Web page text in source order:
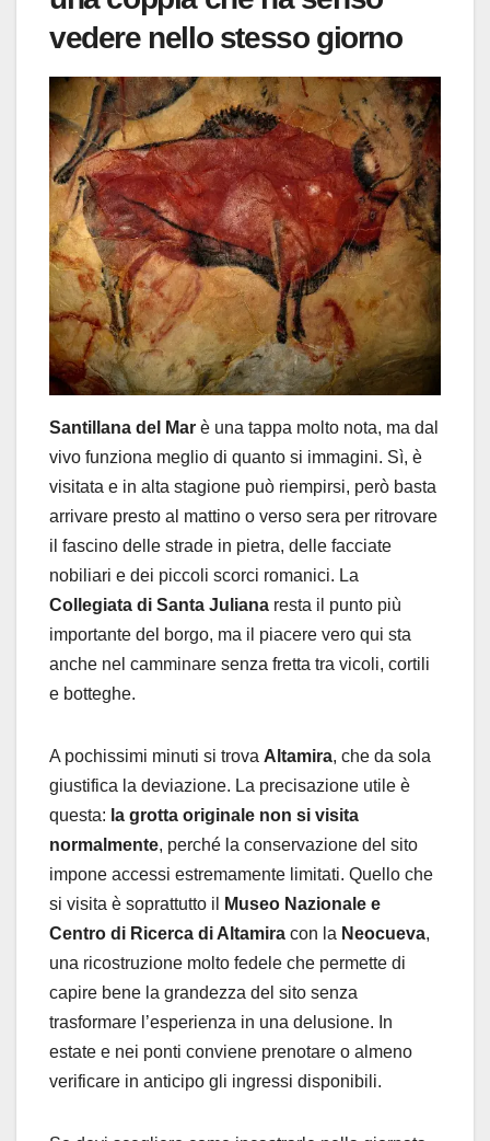
vedere nello stesso giorno
Santillana del Mar è una tappa molto nota, ma dal
vivo funziona meglio di quanto si immagini. Sì, è
visitata e in alta stagione può riempirsi, però basta
arrivare presto al mattino o verso sera per ritrovare
il fascino delle strade in pietra, delle facciate
nobiliari e dei piccoli scorci romanici. La
Collegiata di Santa Juliana resta il punto più
importante del borgo, ma il piacere vero qui sta
anche nel camminare senza fretta tra vicoli, cortili
e botteghe.
A pochissimi minuti si trova Altamira, che da sola
giustifica la deviazione. La precisazione utile è
questa: la grotta originale non si visita
normalmente, perché la conservazione del sito
impone accessi estremamente limitati. Quello che
si visita è soprattutto il
Museo Nazionale e
Centro di Ricerca di Altamira con la Neocueva,
una ricostruzione molto fedele che permette di
capire bene la grandezza del sito senza
trasformare l’esperienza in una delusione. In
estate e nei ponti conviene prenotare o almeno
verificare in anticipo gli ingressi disponibili.